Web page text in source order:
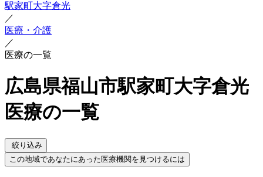
駅家町大字倉光
／
医療・介護
／
医療の一覧
広島県福山市駅家町大字倉光
医療の一覧
絞り込み
この地域であなたにあった医療機関を見つけるには